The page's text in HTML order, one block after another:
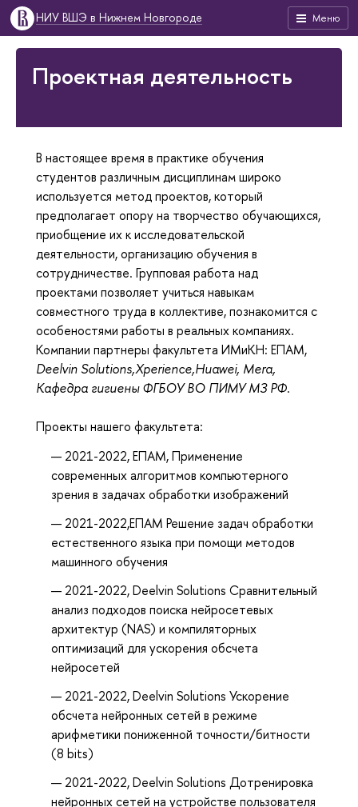
Меню
НИУ ВШЭ в Нижнем Новгороде
Проектная деятельность
В настоящее время в практике обучения
студентов различным дисциплинам широко
используется метод проектов, который
предполагает опору на творчество обучающихся,
приобщение их к исследовательской
деятельности, организацию обучения в
сотрудничестве. Групповая работа над
проектами позволяет учиться навыкам
совместного труда в коллективе, познакомится с
особеностями работы в реальных компаниях.
Компании партнеры факультета ИМиКН: ЕПАМ,
Deelvin Solutions,Xperience,Huawei, Mera,
Кафедра гигиены ФГБОУ ВО ПИМУ МЗ РФ.
Проекты нашего факультета:
2021-2022, ЕПАМ, Применение
современных алгоритмов компьютерного
зрения в задачах обработки изображений
2021-2022,ЕПАМ Решение задач обработки
естественного языка при помощи методов
машинного обучения
2021-2022,Deelvin Solutions Сравнительный
анализ подходов поиска нейросетевых
архитектур (NAS) и компиляторных
оптимизаций для ускорения обсчета
нейросетей
2021-2022,Deelvin SolutionsУскорение
обсчета нейронных сетей в режиме
арифметики пониженной точности/битности
(8 bits)
2021-2022,Deelvin Solutions Дотренировка
нейронных сетей на устройстве пользователя